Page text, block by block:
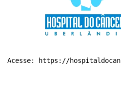
Acesse: https://